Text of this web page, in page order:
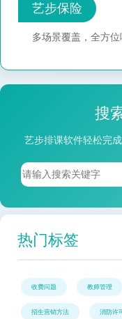
艺步保险
多场景覆盖，全方位
搜
艺步排课软件轻松完
热门标签
收费问题 教师管理
招生营销方法 消防许